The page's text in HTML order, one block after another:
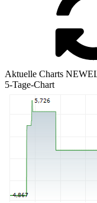
Aktuelle Charts
5-Tage-Chart